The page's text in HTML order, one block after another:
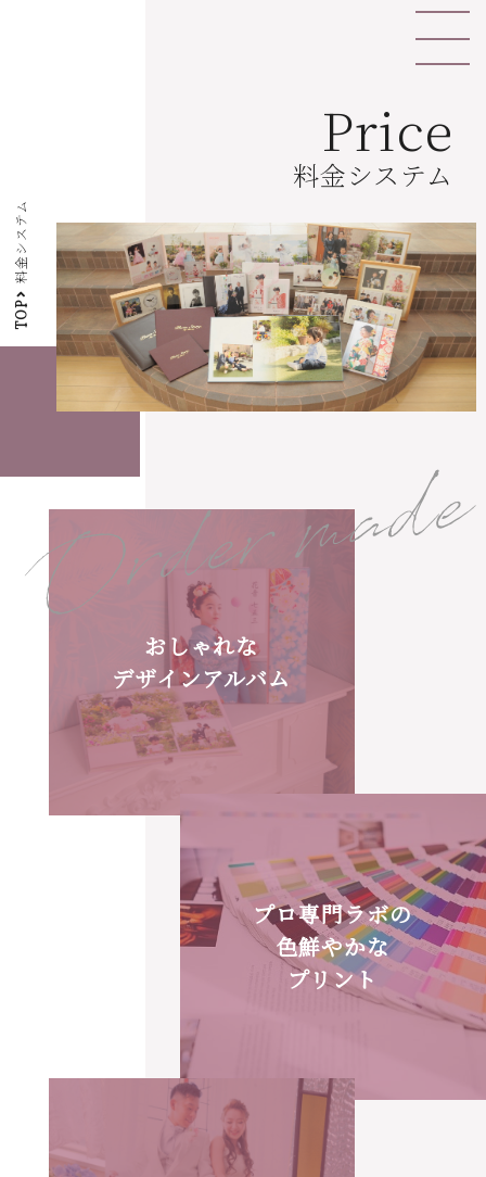
Price
料金システム
TOP
料金システム
Order made
おしゃれな
デザインアルバム
プロ専門ラボの
色鮮やかな
プリント